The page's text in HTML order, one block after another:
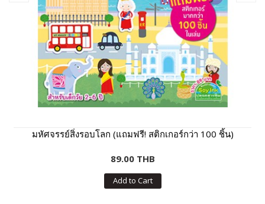
มหัศจรรย์สิ่งรอบโลก (แถมฟรี! สติกเกอร์กว่า 100 ชิ้น)
89.00 THB
Add to Cart